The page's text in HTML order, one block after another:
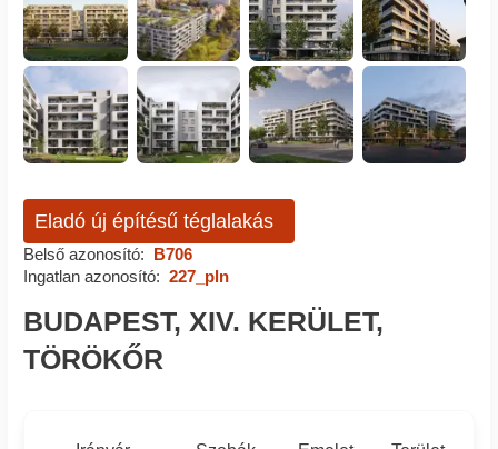
Eladó új építésű téglalakás
Belső azonosító: B706
Ingatlan azonosító: 227_pln
BUDAPEST, XIV. KERÜLET,
TÖRÖKŐR